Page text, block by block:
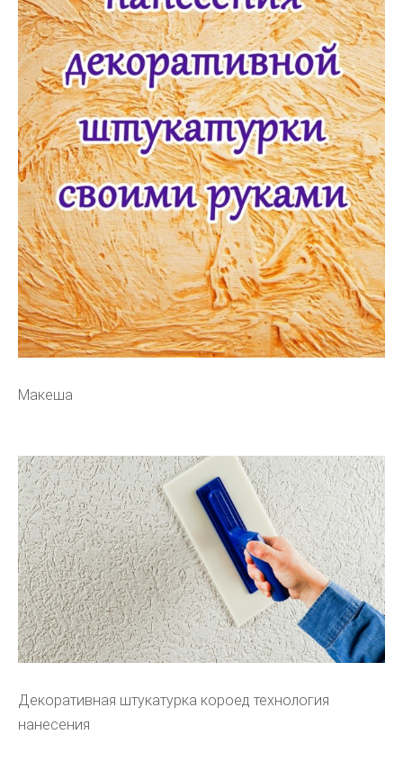
Макеша
Декоративная штукатурка короед технология
нанесения